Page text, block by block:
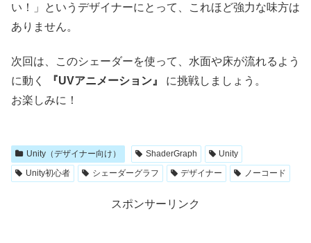
い！」というデザイナーにとって、これほど強力な味方は
ありません。
次回は、このシェーダーを使って、水面や床が流れるよう
に動く
『UVアニメーション』
に挑戦しましょう。
お楽しみに！
Unity（デザイナー向け） ShaderGraph
Unity
Unity初心者
シェーダーグラフ デザイナー ノーコード
スポンサーリンク